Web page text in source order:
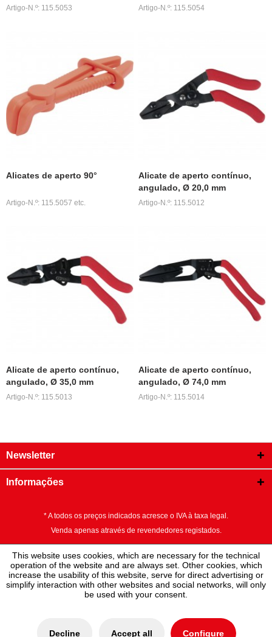
Artigo-N.º: 115.5053 Artigo-N.º: 115.5054
Alicates de aperto 90°
Artigo-N.º: 115.5057 etc.
Alicate de aperto contínuo,
angulado, Ø 20,0 mm
Artigo-N.º: 115.5012
Alicate de aperto contínuo,
angulado, Ø 35,0 mm
Artigo-N.º: 115.5013
Alicate de aperto contínuo,
angulado, Ø 74,0 mm
Artigo-N.º: 115.5014
Newsletter
Informações
* A todos os preços indicados acresce o IVA à taxa legal.
Venda apenas através de revendedores registados.
This website uses cookies, which are necessary for the technical
operation of the website and are always set. Other cookies, which
increase the usability of this website, serve for direct advertising or
simplify interaction with other websites and social networks, will only
be used with your consent.
Decline Accept all Configure